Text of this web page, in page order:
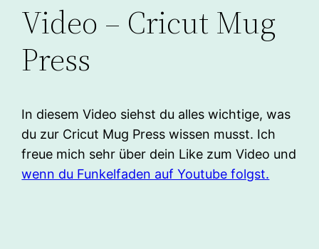
Video – Cricut Mug
Press
In diesem Video siehst du alles wichtige, was
du zur Cricut Mug Press wissen musst. Ich
freue mich sehr über dein Like zum Video und
wenn du Funkelfaden auf Youtube folgst.